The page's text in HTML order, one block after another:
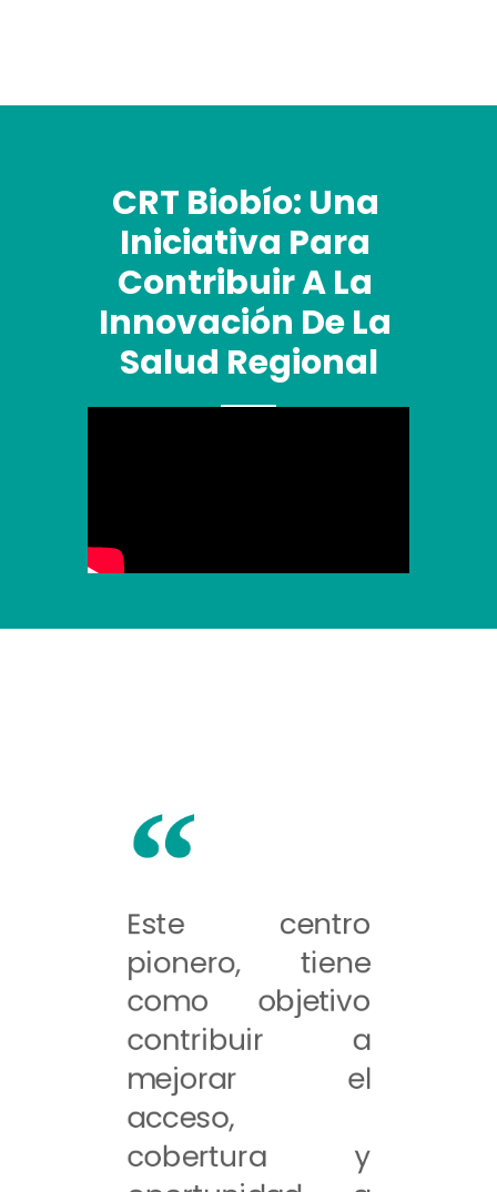
CRT Biobío: Una
Iniciativa Para
Contribuir A La
Innovación De La
Salud Regional
Este centro
pionero, tiene
como objetivo
contribuir a
mejorar el
acceso,
cobertura y